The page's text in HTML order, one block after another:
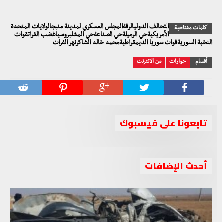
كلمات مفتاحية
التحالف الدوليالرقةالمجلس العسكري لمدينة منبجالولايات المتحدة
الأمريكيةحي الرميلةحي الصناعةحي المشلبروسياغضب الفراتقوات
النخبة السوريةقوات سوريا الديمقراطيةمحمد خالد الشاكرنهر الفرات
أقسام حوارات من الانترنت
تابعونا على فيسبوك
أحدث الإضافات